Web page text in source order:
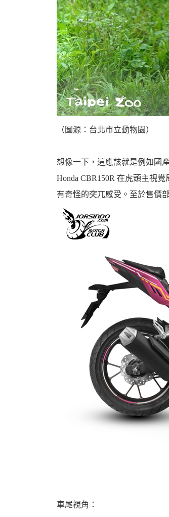
（圖源：台北市立動物園）
想像一下，這應該就是例如國
Honda CBR150R 在虎頭主視
有奇怪的突兀感受。至於售價
車尾視角：